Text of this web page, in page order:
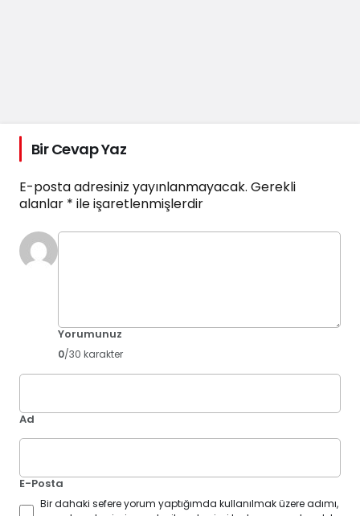
Bir Cevap Yaz
E-posta adresiniz yayınlanmayacak. Gerekli
alanlar * ile işaretlenmişlerdir
Yorumunuz
0/30 karakter
Ad
E-Posta
Bir dahaki sefere yorum yaptığımda kullanılmak üzere adımı,